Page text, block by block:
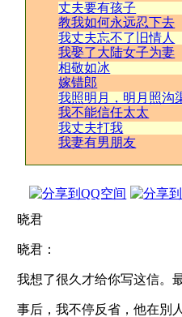
丈夫要有孩子
教我如何永远忍下去
我丈夫忘不了旧情人
我娶了大陆女子为妻
相敬如冰
嫁错郎
我照明月，明月照沟
我不能信任太太
我丈夫打我
我妻有男朋友
晓君
晓君：
我想了很久才给你写这信。
事后，我不停反省，他在別